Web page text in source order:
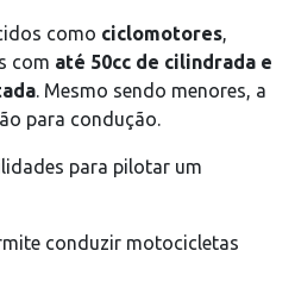
como ciclomotores,
com até 50cc de cilindrada e
. Mesmo sendo menores, a
para condução.
para pilotar um
conduzir motocicletas